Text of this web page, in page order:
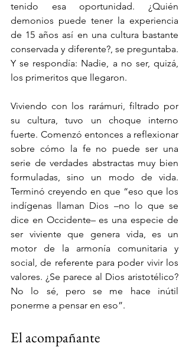
tenido esa oportunidad. ¿Quién
demonios puede tener la experiencia
de 15 años así en una cultura bastante
conservada y diferente?, se preguntaba.
Y se respondía: Nadie, a no ser, quizá,
los primeritos que llegaron.
Viviendo con los rarámuri, filtrado por
su cultura, tuvo un choque interno
fuerte. Comenzó entonces a reflexionar
sobre cómo la fe no puede ser una
serie de verdades abstractas muy bien
formuladas, sino un modo de vida.
Terminó creyendo en que “eso que los
indígenas llaman Dios –no lo que se
dice en Occidente– es una especie de
ser viviente que genera vida, es un
motor de la armonía comunitaria y
social, de referente para poder vivir los
valores. ¿Se parece al Dios aristotélico?
No lo sé, pero se me hace inútil
ponerme a pensar en eso”.
El acompañante